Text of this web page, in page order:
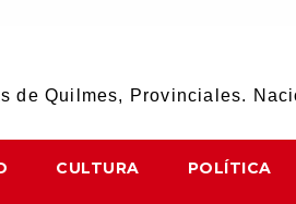
de Quilmes, Provinciales.
CULTURA POLÍTICA